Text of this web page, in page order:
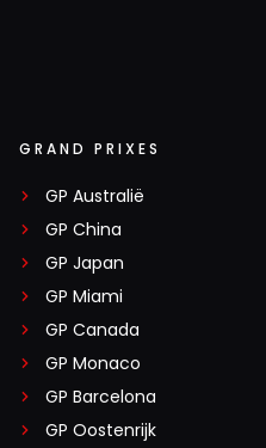
GRAND PRIXES
GP Australië
GP China
GP Japan
GP Miami
GP Canada
GP Monaco
GP Barcelona
GP Oostenrijk